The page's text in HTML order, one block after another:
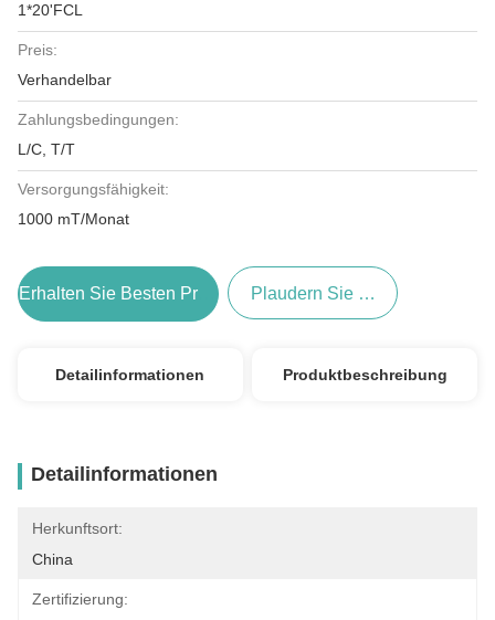
1*20'FCL
Preis:
Verhandelbar
Zahlungsbedingungen:
L/C, T/T
Versorgungsfähigkeit:
1000 mT/Monat
Plaudern Sie Jetzt
Detailinformationen Produktbeschreibung
Detailinformationen
Herkunftsort:
China
Zertifizierung: